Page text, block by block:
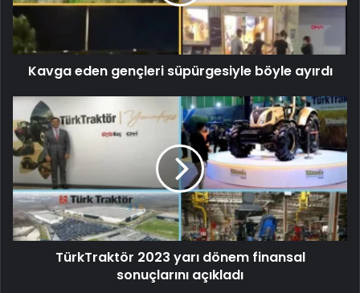
Kavga eden gençleri süpürgesiyle böyle ayırdı
TürkTraktör 2023 yarı dönem finansal
sonuçlarını açıkladı